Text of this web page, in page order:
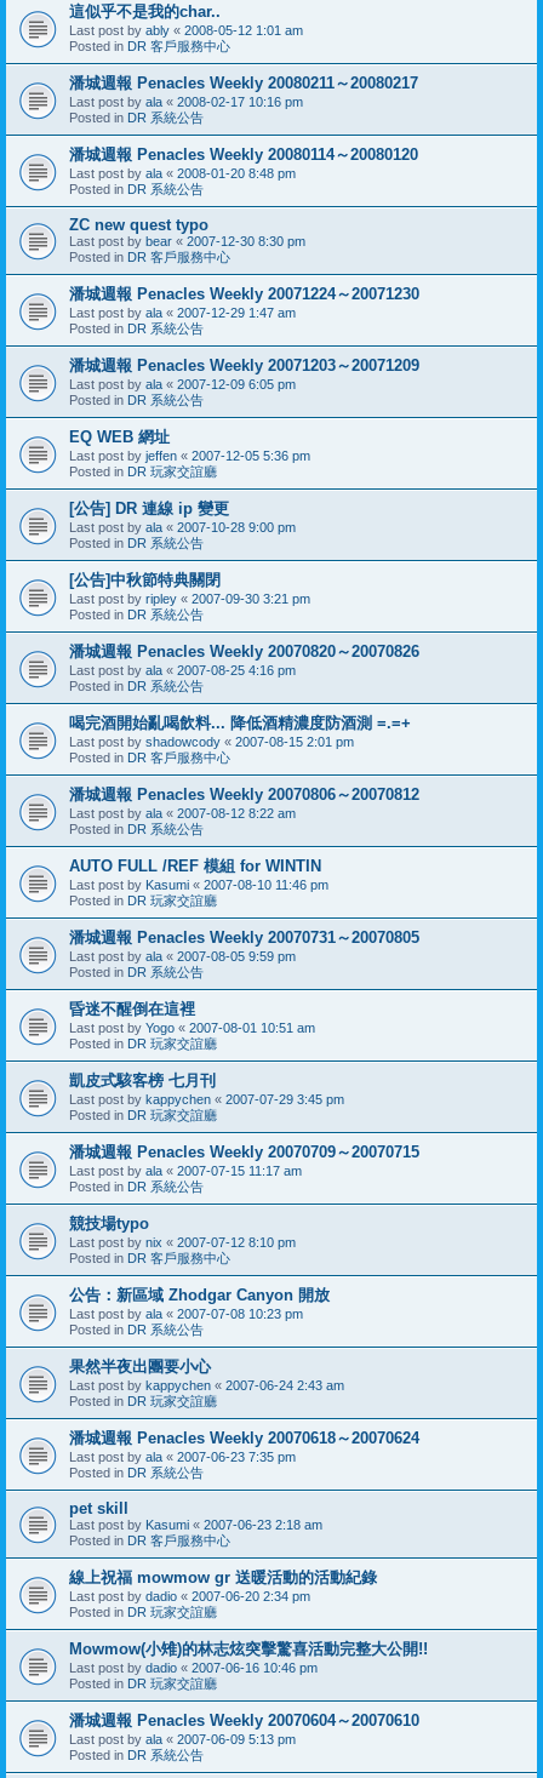
這似乎不是我的char..
Last post by ably « 2008-05-12 1:01 am
Posted in DR 客戶服務中心
潘城週報 Penacles Weekly 20080211～20080217
Last post by ala « 2008-02-17 10:16 pm
Posted in DR 系統公告
潘城週報 Penacles Weekly 20080114～20080120
Last post by ala « 2008-01-20 8:48 pm
Posted in DR 系統公告
ZC new quest typo
Last post by bear « 2007-12-30 8:30 pm
Posted in DR 客戶服務中心
潘城週報 Penacles Weekly 20071224～20071230
Last post by ala « 2007-12-29 1:47 am
Posted in DR 系統公告
潘城週報 Penacles Weekly 20071203～20071209
Last post by ala « 2007-12-09 6:05 pm
Posted in DR 系統公告
EQ WEB 網址
Last post by jeffen « 2007-12-05 5:36 pm
Posted in DR 玩家交誼廳
[公告] DR 連線 ip 變更
Last post by ala « 2007-10-28 9:00 pm
Posted in DR 系統公告
[公告]中秋節特典關閉
Last post by ripley « 2007-09-30 3:21 pm
Posted in DR 系統公告
潘城週報 Penacles Weekly 20070820～20070826
Last post by ala « 2007-08-25 4:16 pm
Posted in DR 系統公告
喝完酒開始亂喝飲料... 降低酒精濃度防酒測 =.=+
Last post by shadowcody « 2007-08-15 2:01 pm
Posted in DR 客戶服務中心
潘城週報 Penacles Weekly 20070806～20070812
Last post by ala « 2007-08-12 8:22 am
Posted in DR 系統公告
AUTO FULL /REF 模組 for WINTIN
Last post by Kasumi « 2007-08-10 11:46 pm
Posted in DR 玩家交誼廳
潘城週報 Penacles Weekly 20070731～20070805
Last post by ala « 2007-08-05 9:59 pm
Posted in DR 系統公告
昏迷不醒倒在這裡
Last post by Yogo « 2007-08-01 10:51 am
Posted in DR 玩家交誼廳
凱皮式駭客榜 七月刊
Last post by kappychen « 2007-07-29 3:45 pm
Posted in DR 玩家交誼廳
潘城週報 Penacles Weekly 20070709～20070715
Last post by ala « 2007-07-15 11:17 am
Posted in DR 系統公告
競技場typo
Last post by nix « 2007-07-12 8:10 pm
Posted in DR 客戶服務中心
公告：新區域 Zhodgar Canyon 開放
Last post by ala « 2007-07-08 10:23 pm
Posted in DR 系統公告
果然半夜出團要小心
Last post by kappychen « 2007-06-24 2:43 am
Posted in DR 玩家交誼廳
潘城週報 Penacles Weekly 20070618～20070624
Last post by ala « 2007-06-23 7:35 pm
Posted in DR 系統公告
pet skill
Last post by Kasumi « 2007-06-23 2:18 am
Posted in DR 客戶服務中心
線上祝福 mowmow gr 送暖活動的活動紀錄
Last post by dadio « 2007-06-20 2:34 pm
Posted in DR 玩家交誼廳
Mowmow(小雉)的林志炫突擊驚喜活動完整大公開!!
Last post by dadio « 2007-06-16 10:46 pm
Posted in DR 玩家交誼廳
潘城週報 Penacles Weekly 20070604～20070610
Last post by ala « 2007-06-09 5:13 pm
Posted in DR 系統公告